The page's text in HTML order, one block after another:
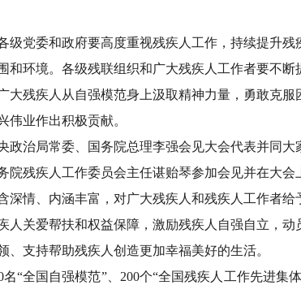
级党委和政府要高度重视残疾人工作，持续提升
和环境。各级残联组织和广大残疾人工作者要不
大残疾人从自强模范身上汲取精神力量，勇敢克
伟业作出积极贡献。
政治局常委、国务院总理李强会见大会代表并同大
院残疾人工作委员会主任谌贻琴参加会见并在大
深情、内涵丰富，对广大残疾人和残疾人工作者
人关爱帮扶和权益保障，激励残疾人自强自立，
、支持帮助残疾人创造更加幸福美好的生活。
名“全国自强模范”、200个“全国残疾人工作先进集